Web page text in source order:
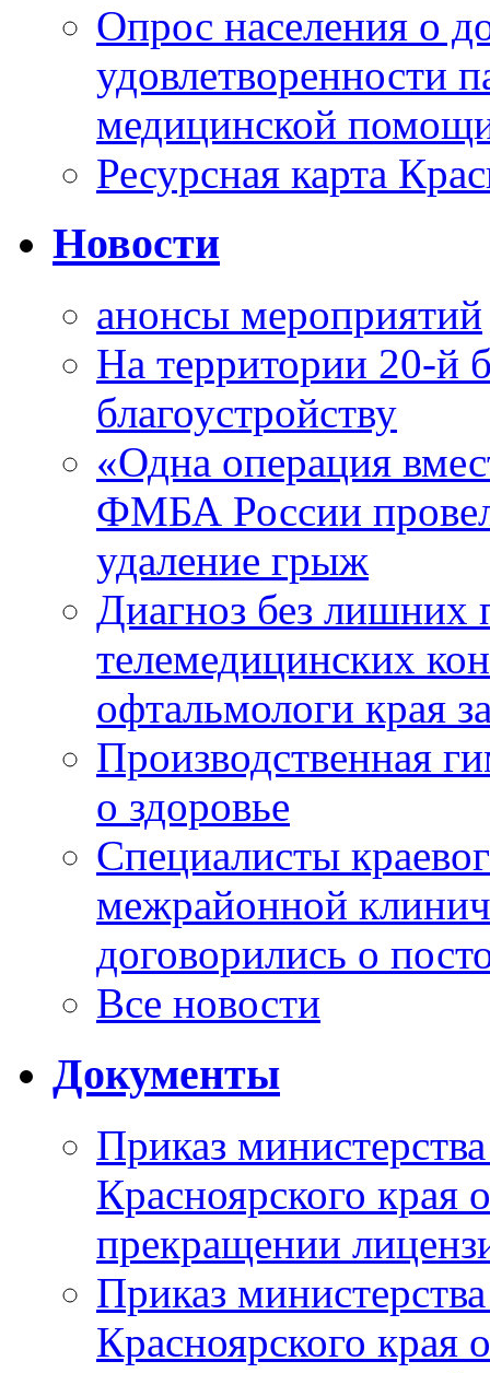
Опрос населения о
удовлетворенности
медицинской
Ресурсная карта
Новости
анонсы мероприятий
На территории 20-й
благоустройству
«Одна операция
ФМБА России
удаление грыж
Диагноз без лишних
телемедицинских
офтальмологи края
Производственная
о здоровье
Специалисты
межрайонной
договорились о
Все новости
Документы
Приказ
Красноярского
прекращении
Приказ
Красноярского